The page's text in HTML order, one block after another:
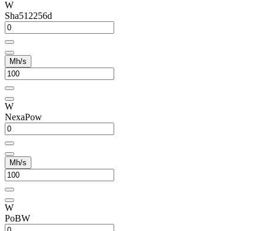
W
Sha512256d
Mh/s
W
NexaPow
Mh/s
W
PoBW